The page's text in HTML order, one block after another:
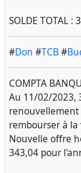
SOLDE TOTAL :
#Don #TCB#
COMPTA
Au 11/02/2023,
renouvellement
rembourser à la
Nouvelle offre
343,04 pour